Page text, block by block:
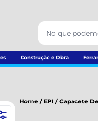
Construção e Obra
Home / EPI / Capacete